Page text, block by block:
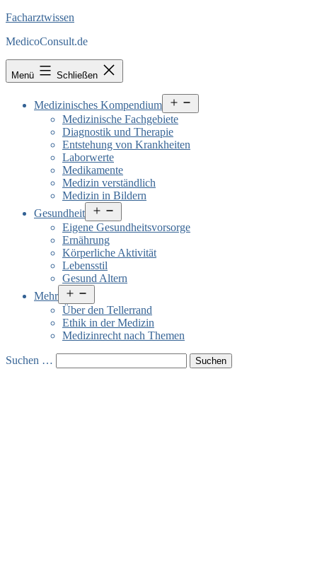
Facharztwissen
MedicoConsult.de
Menü Schließen
Medizinisches Kompendium
öffnen
Medizinische Fachgebiete
Diagnostik und Therapie
Entstehung von Krankheiten
Laborwerte
Medikamente
Medizin verständlich
Medizin in Bildern
Gesundheit
öffnen
Eigene Gesundheitsvorsorge
Ernährung
Körperliche Aktivität
Lebensstil
Gesund Altern
Mehr
öffnen
Über den Tellerrand
Ethik in der Medizin
Medizinrecht nach Themen
Suchen …